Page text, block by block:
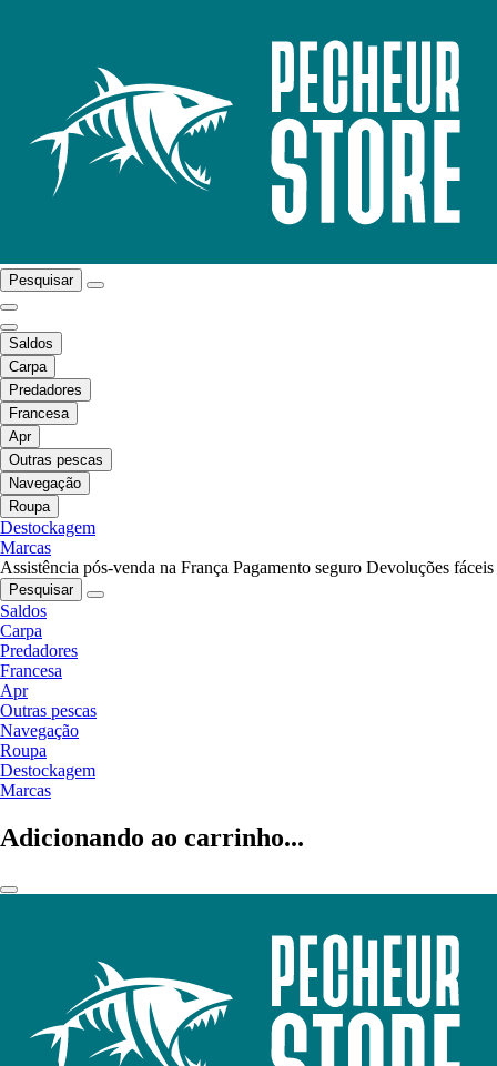
Pesquisar
Saldos
Carpa
Predadores
Francesa
Apr
Outras pescas
Navegação
Roupa
Destockagem
Marcas
Assistência pós-venda na França Pagamento seguro Devoluções fáceis
Pesquisar
Saldos
Carpa
Predadores
Francesa
Apr
Outras pescas
Navegação
Roupa
Destockagem
Marcas
Adicionando ao carrinho...